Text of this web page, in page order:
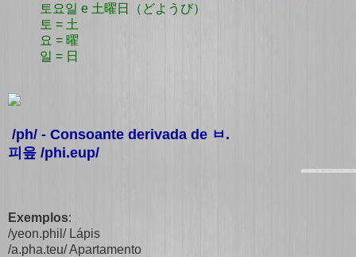
토요일 e 土曜日（どようび）
토 = 土
요 = 曜
일 = 日
/ph/ - Consoante derivada de ㅂ .
피읖 /phi.eup/
Exemplos:
/yeon.phil/ Lápis
/a.pha.teu/ Apartamento